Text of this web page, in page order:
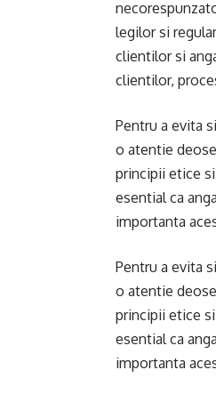
legilor si
clientilor si
clientilor,
Pentru a evita
o atentie
principii etice
esential ca
importanta
Pentru a evita
o atentie
principii etice
esential ca
importanta